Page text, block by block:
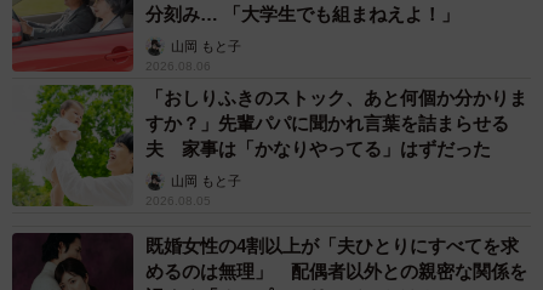
求めることは、目先の苦痛を回避するための楽な道に見え
るかもしれません。しかし、その場しのぎで楽な道を選び
続けることは、長い目で見ると後悔につながるケースが多
いものです。
大切なのは、逃げ出すことではなく、一度立ち止まり、
く向き合うことです。目先の楽を選ぶのではなく、将来の
理想に向けて今、何をすべきかということを考えて、気持
分刻み… 「大学生でも組まねえよ！」
山岡 もと子
2026.08.06
「おしりふきのストック、あと何個か分かりま
すか？」先輩パパに聞かれ言葉を詰まらせる
夫 家事は「かなりやってる」はずだった
山岡 もと子
2026.08.05
既婚女性の4割以上が「夫ひとりにすべてを求
めるのは無理」 配偶者以外との親密な関係を